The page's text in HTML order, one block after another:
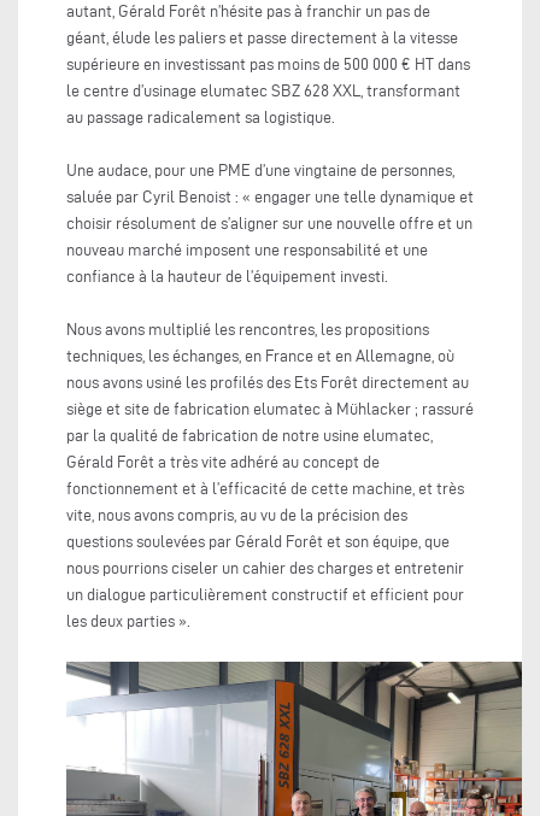
autant, Gérald Forêt n’hésite pas à franchir un pas de
géant, élude les paliers et passe directement à la vitesse
supérieure en investissant pas moins de 500 000 € HT dans
le centre d’usinage elumatec SBZ 628 XXL, transformant
au passage radicalement sa logistique.
Une audace, pour une PME d’une vingtaine de personnes,
saluée par Cyril Benoist : « engager une telle dynamique et
choisir résolument de s’aligner sur une nouvelle offre et un
nouveau marché imposent une responsabilité et une
confiance à la hauteur de l’équipement investi.
Nous avons multiplié les rencontres, les propositions
techniques, les échanges, en France et en Allemagne, où
nous avons usiné les profilés des Ets Forêt directement au
siège et site de fabrication elumatec à Mühlacker ; rassuré
par la qualité de fabrication de notre usine elumatec,
Gérald Forêt a très vite adhéré au concept de
fonctionnement et à l’efficacité de cette machine, et très
vite, nous avons compris, au vu de la précision des
questions soulevées par Gérald Forêt et son équipe, que
nous pourrions ciseler un cahier des charges et entretenir
un dialogue particulièrement constructif et efficient pour
les deux parties ».